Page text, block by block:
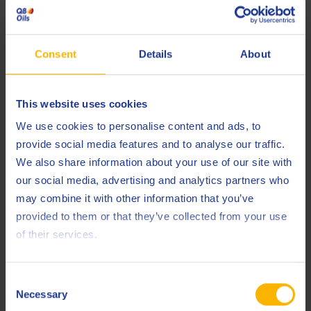
Consent Details About
This website uses cookies
We use cookies to personalise content and ads, to
provide social media features and to analyse our traffic.
We also share information about your use of our site with
our social media, advertising and analytics partners who
may combine it with other information that you’ve
provided to them or that they’ve collected from your use
of their services.
Selection
Necessary
Q8Oils представляет: Моторное масло Q8
Формула Престиж V 5W-30
Полная совместимость с устройствами доочистки
Превосходная защита от LSPI
Успешно прошло программу испытаний VW